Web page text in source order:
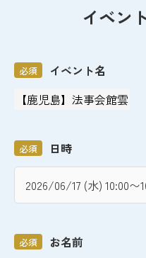
イベン
イベント名
必須
日時
必須
お名前
必須